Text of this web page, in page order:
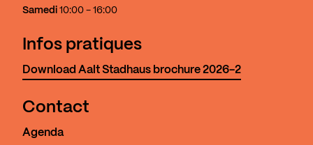
Samedi 10:00 - 16:00
Infos pratiques
Download Aalt Stadhaus brochure 2026-2
Contact
Agenda